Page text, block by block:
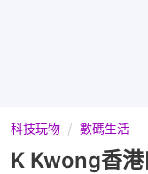
科技玩物 數碼生活
K Kwong香